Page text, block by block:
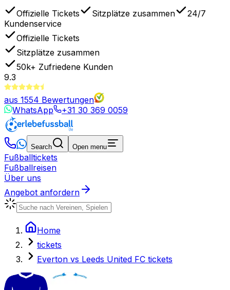
Offizielle Tickets Sitzplätze zusammen
24/7
Kundenservice
Offizielle Tickets
Sitzplätze zusammen
50k+ Zufriedene Kunden
9.3
aus 1554 Bewertungen
WhatsApp
+31 30 369 0059
Search Open menu
Fußballtickets
Fußballreisen
Über uns
Angebot anfordern
Home
tickets
Everton vs Leeds United FC tickets